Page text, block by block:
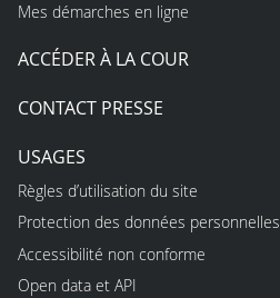
Mes démarches en ligne
ACCÉDER À LA COUR
CONTACT PRESSE
USAGES
Règles d’utilisation du site
Protection des données personnelles
Accessibilité non conforme
Open data et API